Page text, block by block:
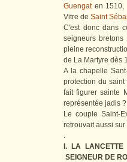
Guengat en
Vitre de Saint
C'est donc dans
seigneurs
pleine
de La Martyre dès
A la chapelle
protection du
fait figurer sainte
représentée jadis
Le couple Saint-
retrouvait aussi
.
I. LA
SEIGNEUR DE